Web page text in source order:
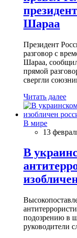
Шараа
Президент
разговор с
Шараа,
прямой
свергли
Читать далее
В мире
13
В
подозрению в
руководители